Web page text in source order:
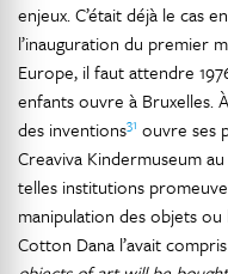
enjeux. C’était déjà le cas
l’inauguration du premier
Europe, il faut attendre
enfants ouvre à Bruxelles.
des inventions31 ouvre ses
Creaviva Kindermuseum
telles institutions
manipulation des objets
Cotton Dana l’avait